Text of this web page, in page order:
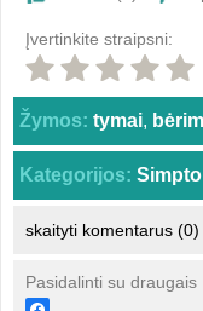
Įvertinkite straipsni:
Žymos: tymai,
Kategorijos:
skaityti komentarus (0)
Pasidalinti su draugais